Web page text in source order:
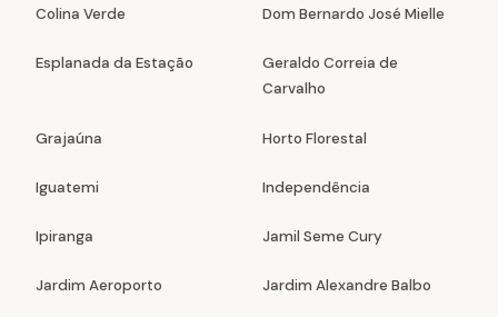
Colina Verde Dom Bernardo José Mielle
Esplanada da Estação
Geraldo Correia de
Carvalho
Grajaúna Horto Florestal
Iguatemi Independência
Ipiranga Jamil Seme Cury
Jardim Aeroporto Jardim Alexandre Balbo